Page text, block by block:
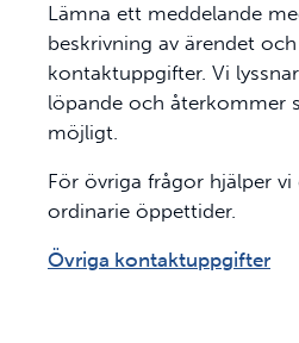
Lämna ett meddelande
beskrivning av ärendet
kontaktuppgifter. Vi
löpande och återkommer
möjligt.
För övriga frågor hjälper vi
ordinarie öppettider.
Övriga kontaktuppgifter